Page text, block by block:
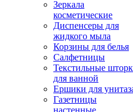
Зеркала
косметические
Диспенсеры для
жидкого мыла
Корзины для белья
Салфетницы
Текстильные
для ванной
Ершики для
Газетницы
настенные